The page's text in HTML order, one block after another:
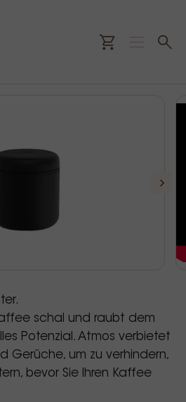
schal und raubt dem
Potenzial. Atmos verbietet
Gerüche, um zu verhindern,
bevor Sie Ihren Kaffee